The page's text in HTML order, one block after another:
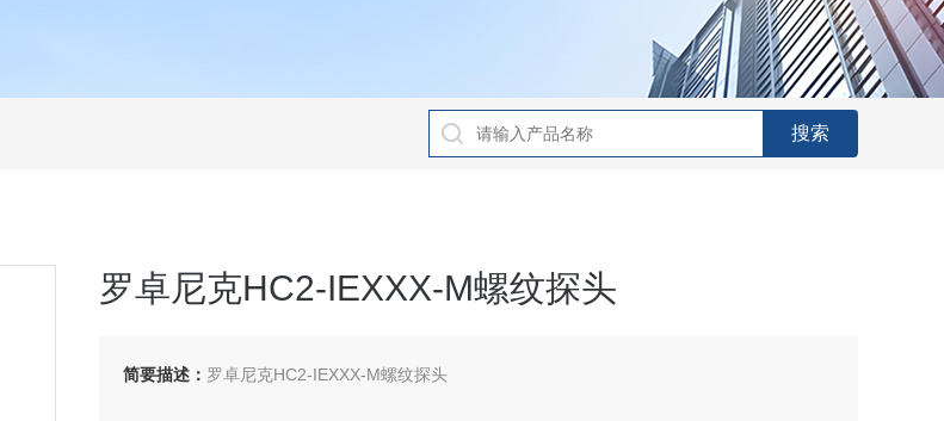
罗卓尼克HC2-IEXXX-M螺纹探头
简要描述： 罗卓尼克HC2-IEXXX-M螺纹探头